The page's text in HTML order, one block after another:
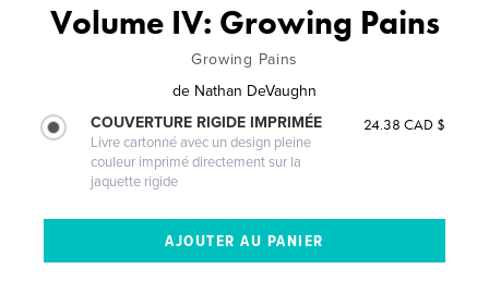
Volume IV: Growing Pains
Growing Pains
de Nathan DeVaughn
COUVERTURE RIGIDE IMPRIMÉE
Livre cartonné avec un design pleine
couleur imprimé directement sur la
jaquette rigide
24.38 CAD $